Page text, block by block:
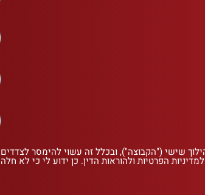
שישי ("הקבוצה"), ובכלל זה עשוי להימסר
הפרטיות ולהוראות הדין. כן ידוע לי כי לא